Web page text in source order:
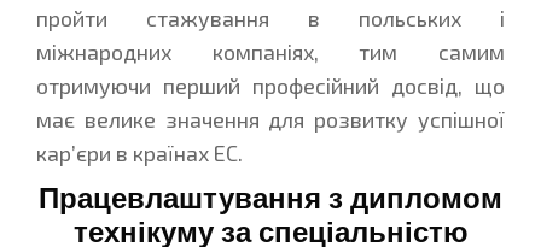
пройти стажування в польських і
міжнародних компаніях, тим самим
отримуючи перший професійний досвід, що
має велике значення для розвитку успішної
кар’єри в країнах ЕС.
Працевлаштування з дипломом
технікуму за спеціальністю